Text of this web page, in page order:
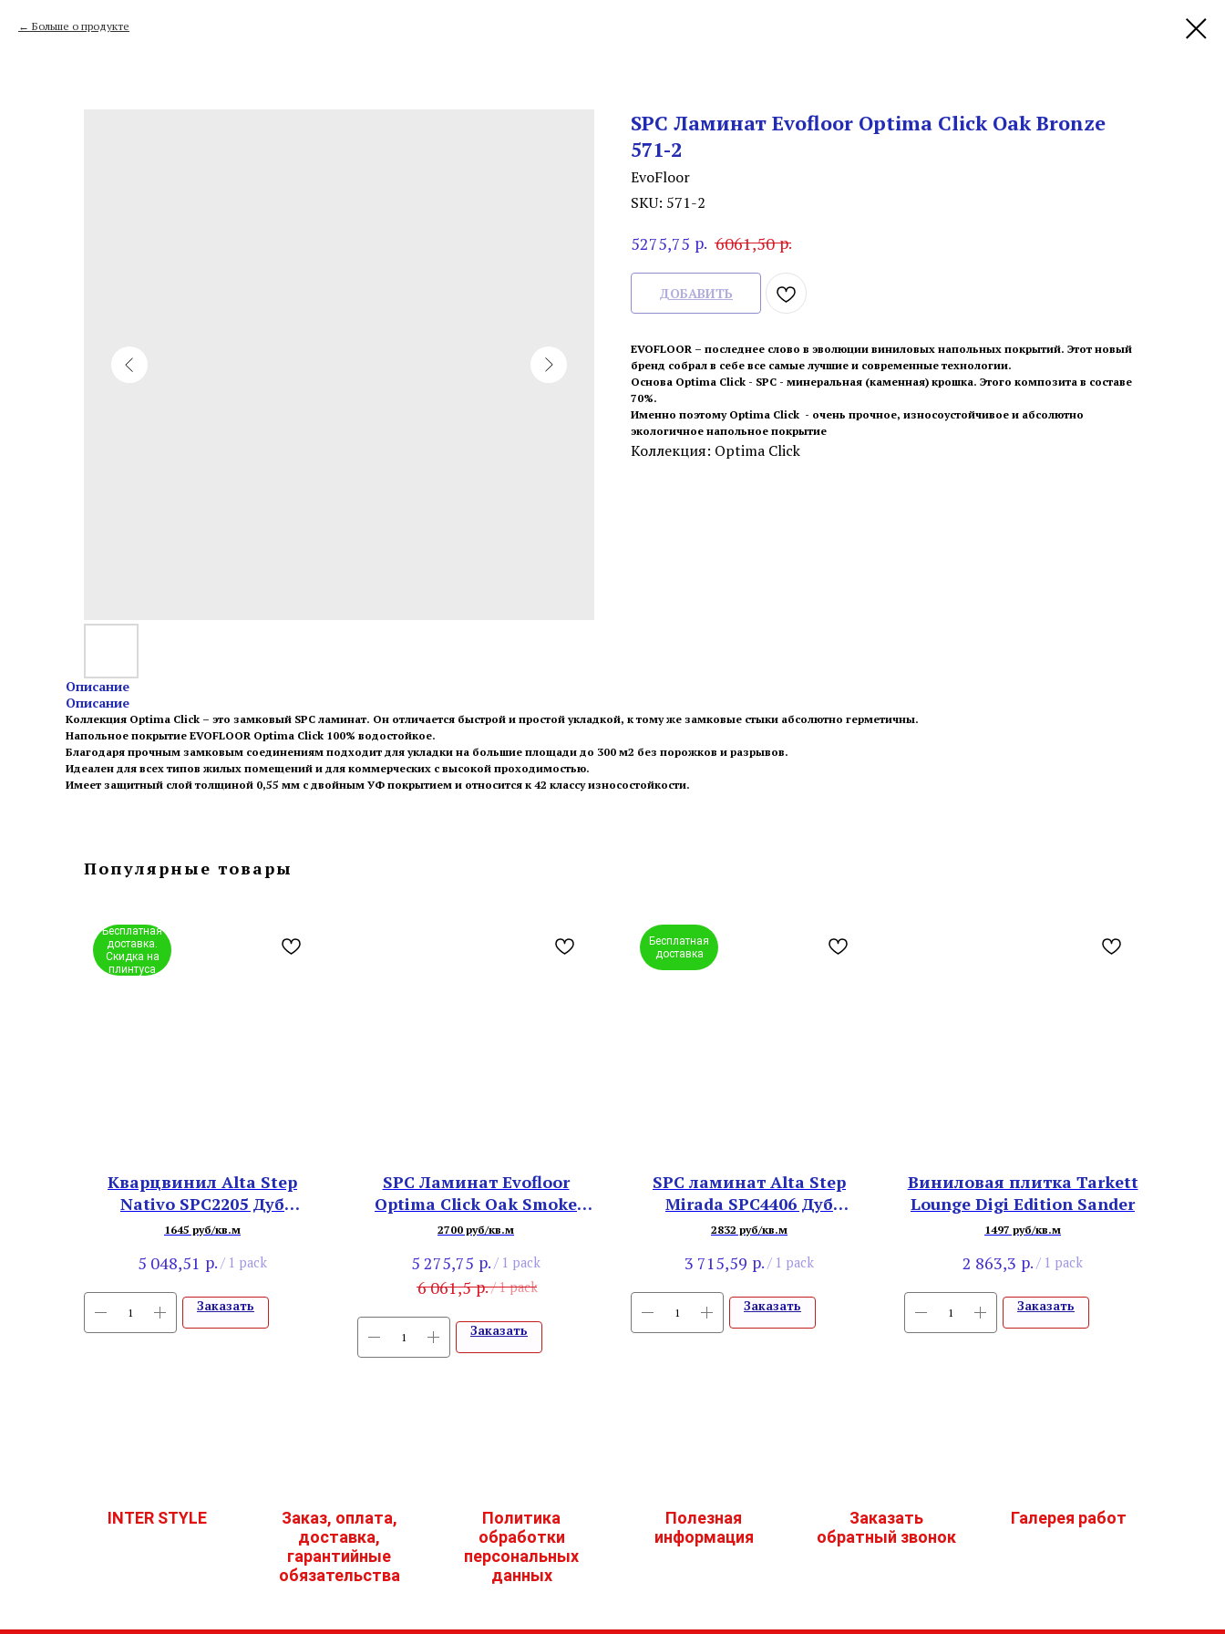
Больше о продукте
SPC Ламинат Evofloor Optima Click Оak Bronze
571-2
EvoFloor
SKU: 571-2
5275,75 р. 6061,50 р.
ДОБАВИТЬ
EVOFLOOR – последнее слово в эволюции виниловых напольных покрытий. Этот новый
бренд собрал в себе все самые лучшие и современные технологии.
Основа Optima Click - SPC - минеральная (каменная) крошка. Этого композита в составе
70%.
Именно поэтому Optima Click - очень прочное, износоустойчивое и абсолютно
экологичное напольное покрытие
Коллекция: Optima Click
Описание
Описание
Коллекция Optima Click – это замковый SPC ламинат. Он отличается быстрой и простой укладкой, к тому же замковые стыки абсолютно герметичны.
Напольное покрытие EVOFLOOR Optima Click 100% водостойкое.
Благодаря прочным замковым соединениям подходит для укладки на большие площади до 300 м2 без порожков и разрывов.
Идеален для всех типов жилых помещений и для коммерческих с высокой проходимостью.
Имеет защитный слой толщиной 0,55 мм с двойным УФ покрытием и относится к 42 классу износостойкости.
Популярные товары
Бесплатная
доставка.
Скидка на
плинтуса
Кварцвинил Alta Step
Nativo SPC2205 Дуб
Северный
1645 руб/кв.м
5 048,51 р. / 1 pack
Заказать
SPC Ламинат Evofloor
Optima Click Оak Smoke
035-23
2700 руб/кв.м
5 275,75 р. / 1 pack
6 061,5 р./1 pack
Заказать
Бесплатная
доставка
SPC ламинат Alta Step
Mirada SPC4406 Дуб
Румынский
2832 руб/кв.м
3 715,59 р. / 1 pack
Заказать
Виниловая плитка Tarkett
Lounge Digi Edition Sander
1497 руб/кв.м
2 863,3 р. / 1 pack
Заказать
INTER STYLE
Заказ, оплата,
доставка,
гарантийные
обязательства
Политика
обработки
персональных
данных
Полезная
информация
Заказать
обратный звонок
Галерея работ